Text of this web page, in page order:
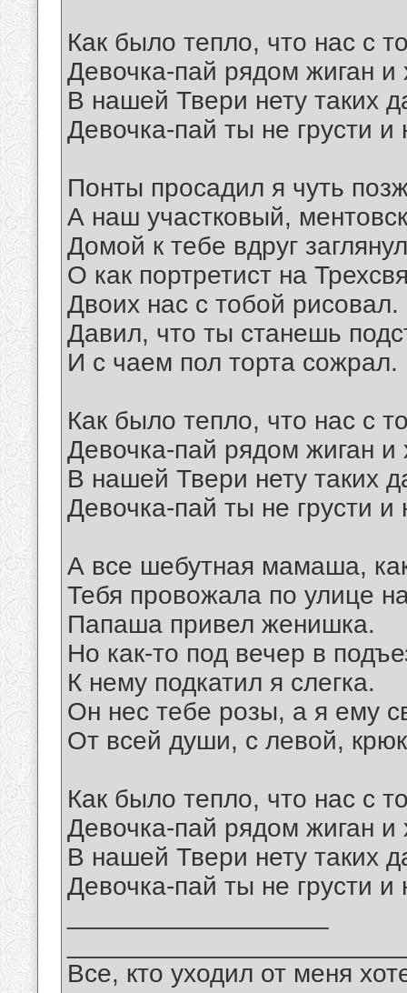
Как было тепло, что нас с
Девочка-пай рядом жиган и
В нашей Твери нету таких
Девочка-пай ты не грусти и
Понты просадил я чуть
А наш участковый,
Домой к тебе вдруг
О как портретист на
Двоих нас с тобой рисовал.
Давил, что ты станешь
И с чаем пол торта сожрал.
Как было тепло, что нас с
Девочка-пай рядом жиган и
В нашей Твери нету таких
Девочка-пай ты не грусти и
А все шебутная мамаша,
Тебя провожала по улице
Папаша привел женишка.
Но как-то под вечер в
К нему подкатил я слегка.
Он нес тебе розы, а я ему
От всей души, с левой,
Как было тепло, что нас с
Девочка-пай рядом жиган и
В нашей Твери нету таких
Девочка-пай ты не грусти и
Все, кто уходил от меня